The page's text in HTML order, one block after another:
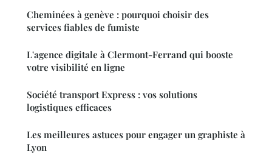
Cheminées à genève : pourquoi choisir des
services fiables de fumiste
L'agence digitale à Clermont-Ferrand qui booste
votre visibilité en ligne
Société transport Express : vos solutions
logistiques efficaces
Les meilleures astuces pour engager un graphiste à
Lyon